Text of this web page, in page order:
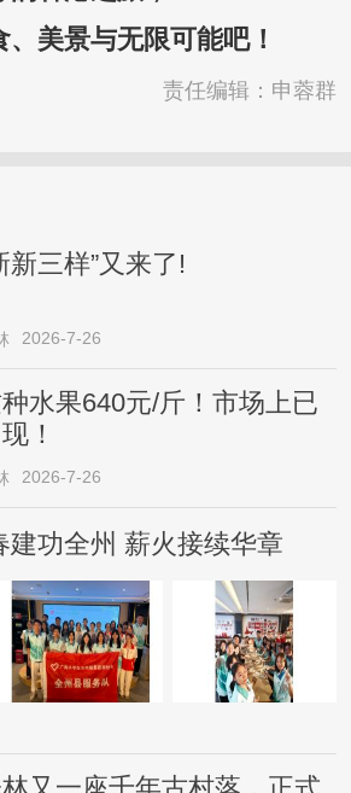
美景与无限可能吧！
责任编辑：申蓉群
新三样”又来了!
2026-7-26
水果640元/斤！市场上已
！
2026-7-26
建功全州 薪火接续华章